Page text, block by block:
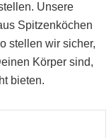
Unsere
Spitzenköchen
stellen wir sicher,
Körper sind,
bieten.